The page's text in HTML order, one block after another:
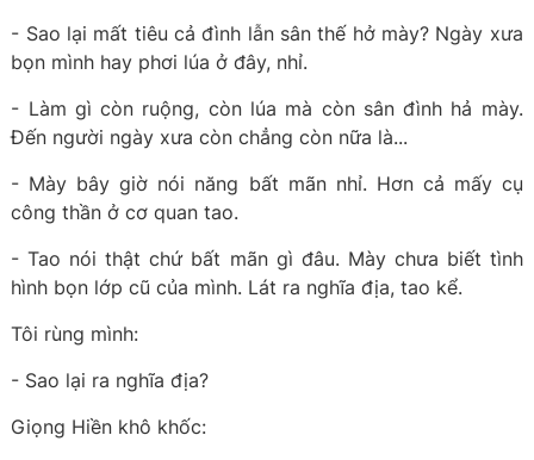
- Sao lại mất tiêu cả đình lẫn sân thế hở mày? Ngày xưa
bọn mình hay phơi lúa ở đây, nhỉ.
- Làm gì còn ruộng, còn lúa mà còn sân đình hả mày.
Đến người ngày xưa còn chẳng còn nữa là...
- Mày bây giờ nói năng bất mãn nhỉ. Hơn cả mấy cụ
công thần ở cơ quan tao.
- Tao nói thật chứ bất mãn gì đâu. Mày chưa biết tình
hình bọn lớp cũ của mình. Lát ra nghĩa địa, tao kể.
Tôi rùng mình:
- Sao lại ra nghĩa địa?
Giọng Hiền khô khốc: